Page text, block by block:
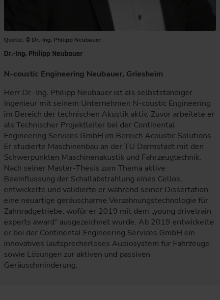
Quelle: © Dr.-Ing. Philipp Neubauer
Dr.-Ing. Philipp Neubauer
N-coustic Engineering Neubauer, Griesheim
Herr Dr.-Ing. Philipp Neubauer ist als selbstständiger
Ingenieur mit seinem Unternehmen N-coustic Engineering
im Bereich der technischen Akustik aktiv. Zuvor arbeitete er
als Technischer Projektleiter bei der Continental
Engineering Services GmbH im Bereich Acoustic Solutions.
Er studierte Maschinenbau an der TU Darmstadt mit den
Schwerpunkten Maschinenakustik und Fahrzeugtechnik.
Nach seiner Master-Thesis zum Thema aktive
Beeinflussung der Schallabstrahlung eines Cellos,
entwickelte und validierte er während seiner Dissertation
eine neuartige geräuscharme Verzahnungstechnologie für
Zahnradgetriebe, wofür er 2019 mit dem „young drivetrain
experts award“ ausgezeichnet wurde. Ab 2019 entwickelte
er bei der Continental Engineering Services GmbH ein
innovatives lautsprecherloses Audiosystem für Fahrzeuge
sowie Lösungen zur aktiven und passiven
Geräuschminderung.